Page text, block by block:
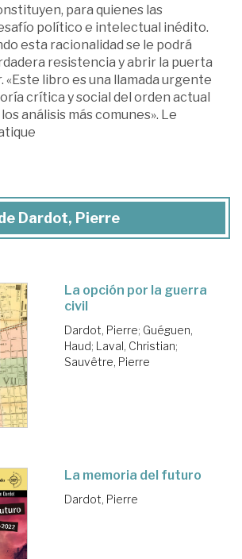
para quienes las
político e intelectual inédito.
esta racionalidad se le podrá
resistencia y abrir la puerta
libro es una llamada urgente
crítica y social del orden actual
análisis más comunes». Le
Dardot, Pierre
La opción por la guerra
civil
Dardot, Pierre; Guéguen,
Haud; Laval, Christian;
Sauvêtre, Pierre
La memoria del futuro
Dardot, Pierre